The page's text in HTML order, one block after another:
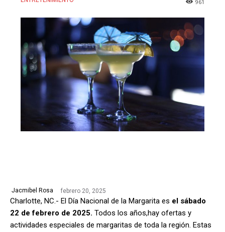
961
Jacmibel Rosa febrero 20, 2025
Charlotte, NC.- El Día Nacional de la Margarita es el sábado
22 de febrero de 2025. Todos los años,hay ofertas y
actividades especiales de margaritas de toda la región. Estas